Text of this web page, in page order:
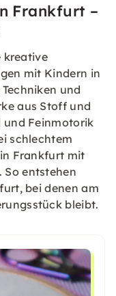
Frankfurt –
kreative
mit Kindern in
und
aus Stoff und
und Feinmotorik
schlechtem
Frankfurt mit
So entstehen
bei denen am
bleibt.